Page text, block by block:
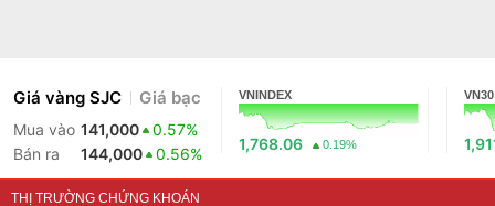
Giá vàng SJC Giá bạc
Mua vào 141,000
0.57%
Bán ra
144,000 0.56%
VNINDEX
1,768.06 0.19%
VN30
THỊ TRƯỜNG CHỨNG KHOÁN